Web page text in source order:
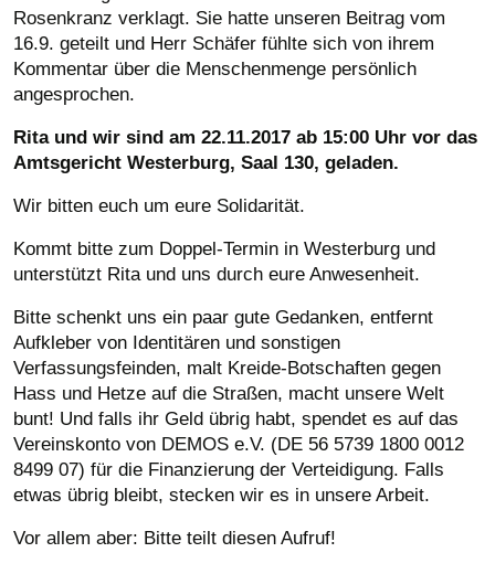
Rosenkranz verklagt. Sie hatte unseren Beitrag vom
16.9. geteilt und Herr Schäfer fühlte sich von ihrem
Kommentar über die Menschenmenge persönlich
angesprochen.
Rita und wir sind am 22.11.2017 ab 15:00 Uhr vor das
Amtsgericht Westerburg, Saal 130, geladen.
Wir bitten euch um eure Solidarität.
Kommt bitte zum Doppel-Termin in Westerburg und
unterstützt Rita und uns durch eure Anwesenheit.
Bitte schenkt uns ein paar gute Gedanken, entfernt
Aufkleber von Identitären und sonstigen
Verfassungsfeinden, malt Kreide-Botschaften gegen
Hass und Hetze auf die Straßen, macht unsere Welt
bunt! Und falls ihr Geld übrig habt, spendet es auf das
Vereinskonto von DEMOS e.V. (DE 56 5739 1800 0012
8499 07) für die Finanzierung der Verteidigung. Falls
etwas übrig bleibt, stecken wir es in unsere Arbeit.
Vor allem aber: Bitte teilt diesen Aufruf!